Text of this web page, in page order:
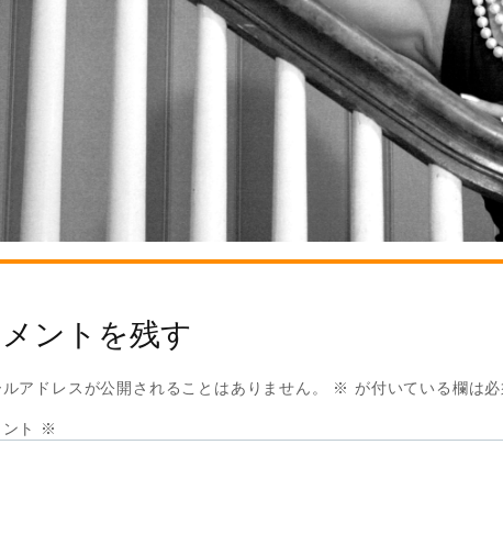
ントを残す
ルアドレスが公開されることはありません。 ※ が付いている欄は
ト ※